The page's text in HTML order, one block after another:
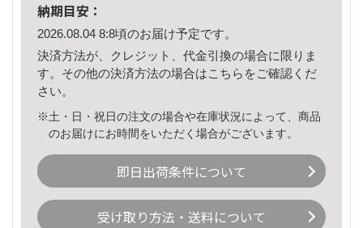
納期目安：
2026.08.04 8:8頃のお届け予定です。
決済方法が、クレジット、代金引換の場合に限りま
す。その他の決済方法の場合はこちら をご確認くだ
さい。
※土・日・祝日の注文の場合や在庫状況によって、商品
のお届けにお時間をいただく場合がございます。
即日出荷条件について
受け取り方法・送料について